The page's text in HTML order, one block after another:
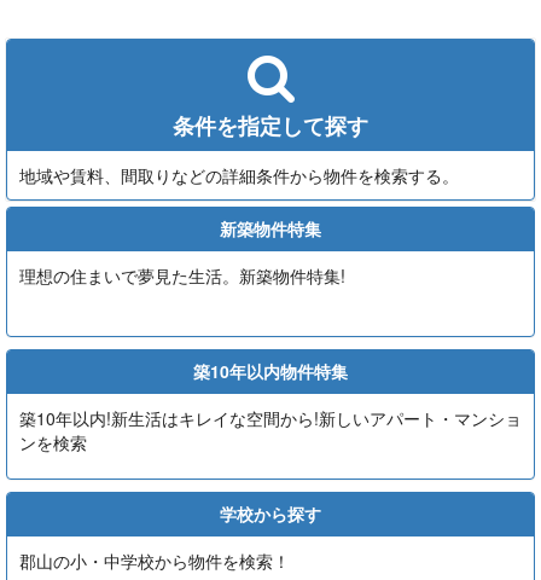
条件を指定して探す
地域や賃料、間取りなどの詳細条件から物件を検索する。
新築物件特集
理想の住まいで夢見た生活。新築物件特集!
築10年以内物件特集
築10年以内!新生活はキレイな空間から!新しいアパート・マンショ
ンを検索
学校から探す
郡山の小・中学校から物件を検索！